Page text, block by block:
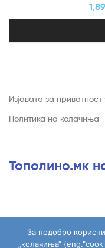
Изјавата за
Политика на колачиња
Тополино.мк
За подобро
„колачиња“